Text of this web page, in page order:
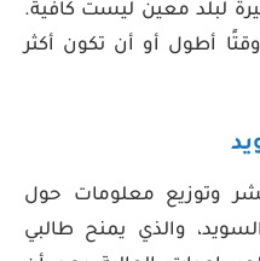
لبلد معين ليست كافية.
أطول أو أن تكون أكثر
وتوزيع معلومات حول
والذي يمنح طالبي